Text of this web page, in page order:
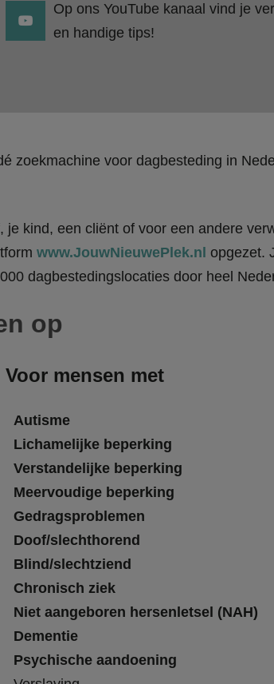
Op ons YouTube kanaal vind je
en handige tips!
zoekmachine voor dagbesteding in
kind, een cliënt of voor een andere
www.JouwNieuwePlek.nl opgezet.
dagbestedingslocaties door heel
op
Voor mensen met
Autisme
Lichamelijke beperking
Verstandelijke beperking
Meervoudige beperking
Gedragsproblemen
Doof/slechthorend
Blind/slechtziend
Chronisch ziek
Niet aangeboren hersenletsel (NAH)
Dementie
Psychische aandoening